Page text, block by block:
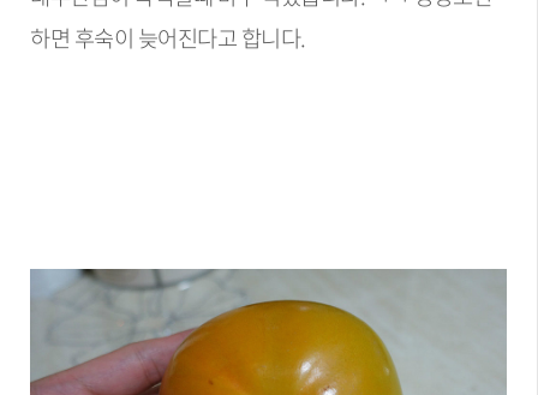
하면 후숙이 늦어진다고 합니다.